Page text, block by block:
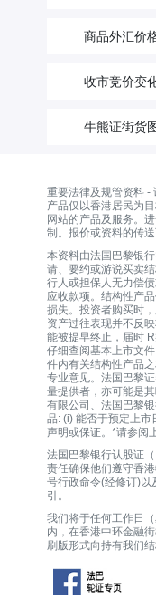
商品外汇价
收市竞价变
牛熊证街货
重要法律及规管资料 -
产品仅以香港居民为
网站的产品及服务。
制。报价或资料的传
本资料由法国巴黎银
请、要约或游说买卖
行人或担保人无力偿
应收款项。结构性产
损失。投资者购买时
资产过往表现并不反
能被提早终止，届时
仔细查阅基本上市文
件内有关结构性产品
专业意见。法国巴黎
量提供者，亦可能是
有限公司、法国巴黎
品: (i) 能否于预定上市
声明或保证。*请参阅
法国巴黎银行认股证
责任确保他们遵守香
号行政命令(经修订)以
引。
我们将于任何工作日
内，在香港中环金融
刷版形式向持有我们